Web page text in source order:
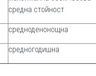
средна стойност
средноденонощна
средногодишна